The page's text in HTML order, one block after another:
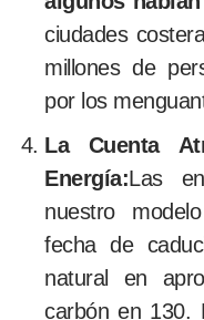
ciudades
millones de
por los
La Cuenta
Energía:Las
nuestro
fecha de
natural en
carbón en 130.